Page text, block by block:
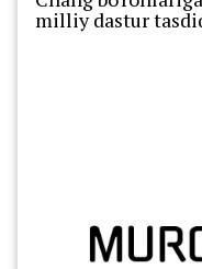
milliy dastur